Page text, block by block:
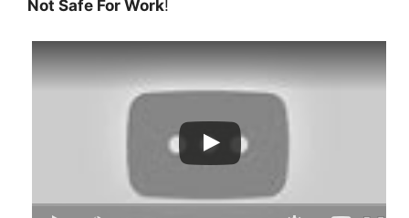
Not Safe For Work!